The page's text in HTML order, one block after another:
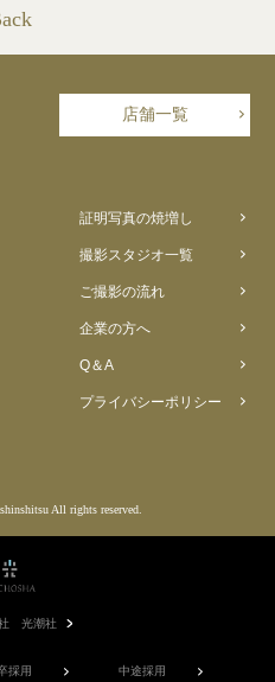
店舗一覧
証明写真の焼増し
撮影スタジオ一覧
ご撮影の流れ
企業の方へ
Q＆A
プライバシーポリシー
All rights reserved.
光潮社
採用 中途採用